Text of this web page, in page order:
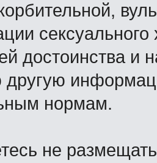
достоинства и
другую
нормам.
не